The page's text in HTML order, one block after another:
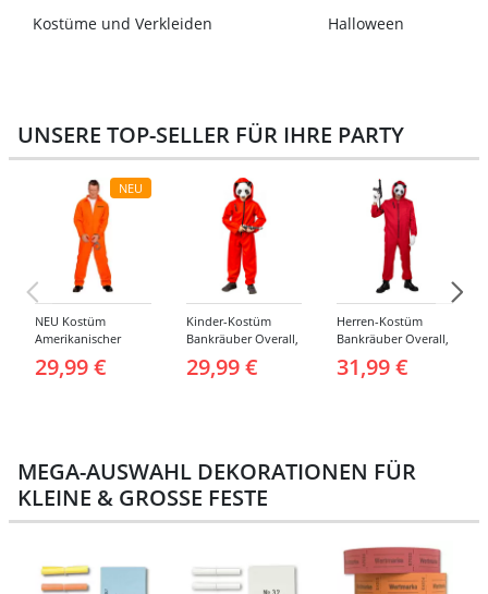
Kostüme und Verkleiden Halloween
UNSERE TOP-SELLER FÜR IHRE PARTY
NEU
NEU Kostüm
Amerikanischer
Overall, Orange -
29,99 €
Kinder-Kostüm
Bankräuber Overall,
29,99 €
Herren-Kostüm
Bankräuber Overall,
31,99 €
MEGA-AUSWAHL DEKORATIONEN FÜR
KLEINE & GROSSE FESTE